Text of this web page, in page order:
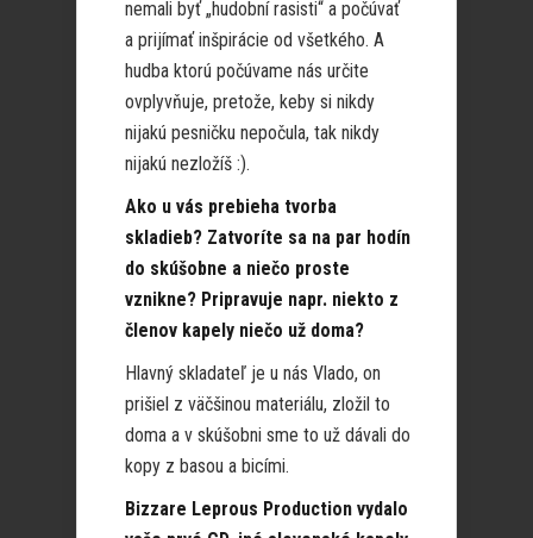
nemali byť „hudobní rasisti“ a počúvať
a prijímať inšpirácie od všetkého. A
hudba ktorú počúvame nás určite
ovplyvňuje, pretože, keby si nikdy
nijakú pesničku nepočula, tak nikdy
nijakú nezložíš :).
Ako u vás prebieha tvorba
skladieb? Zatvoríte sa na par hodín
do skúšobne a niečo proste
vznikne? Pripravuje napr. niekto z
členov kapely niečo už doma?
Hlavný skladateľ je u nás Vlado, on
prišiel z väčšinou materiálu, zložil to
doma a v skúšobni sme to už dávali do
kopy z basou a bicími.
Bizzare Leprous Production vydalo